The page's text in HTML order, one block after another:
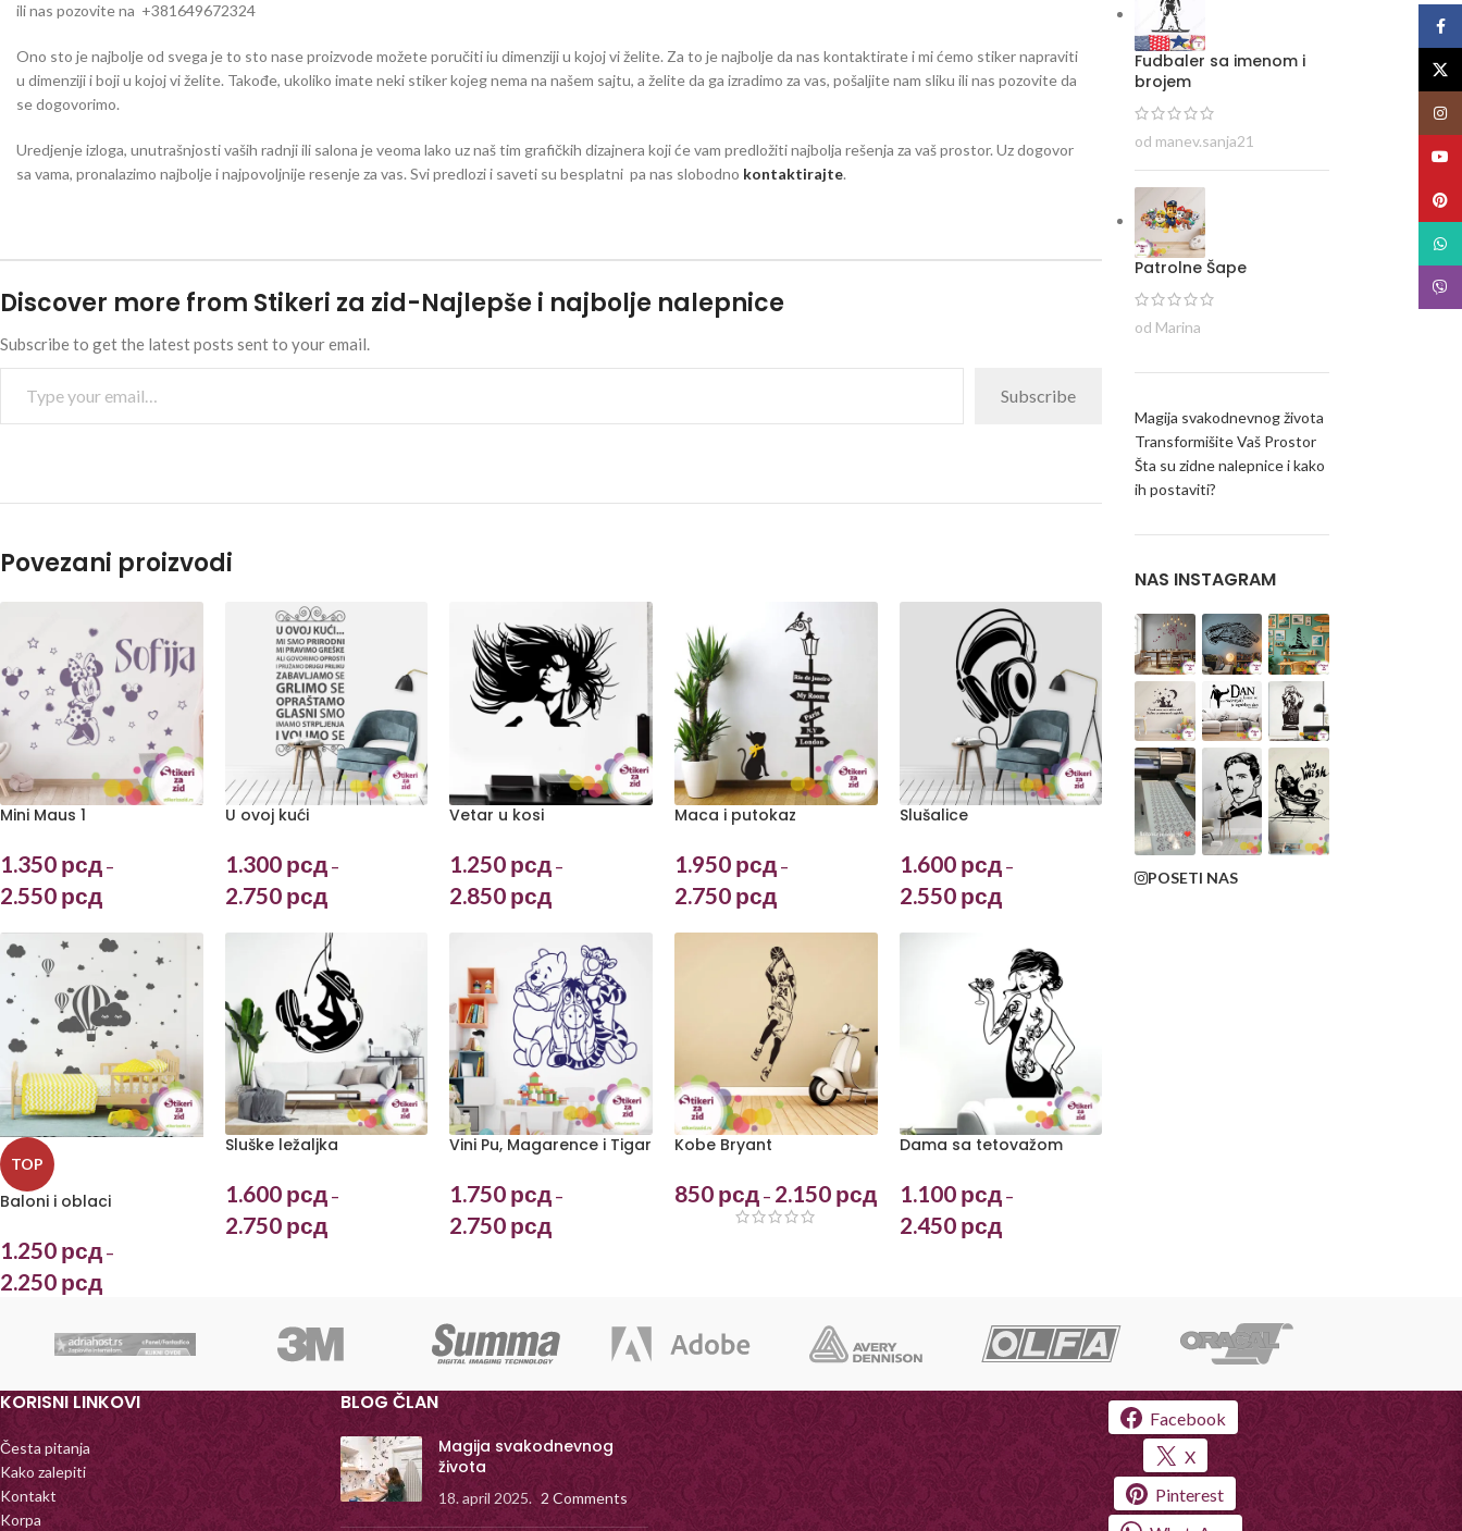
ili nas pozovite na +381649672324
Ono sto je najbolje od svega je to sto nase proizvode možete poručiti iu dimenziji u kojoj vi želite. Za to je najbolje da nas kontaktirate i mi ćemo stiker napraviti
u dimenziji i boji u kojoj vi želite. Takođe, ukoliko imate neki stiker kojeg nema na našem sajtu, a želite da ga izradimo za vas, pošaljite nam sliku ili nas pozovite da
se dogovorimo.
Uredjenje izloga, unutrašnjosti vaših radnji ili salona je veoma lako uz naš tim grafičkih dizajnera koji će vam predložiti najbolja rešenja za vaš prostor. Uz dogovor
sa vama, pronalazimo najbolje i najpovoljnije resenje za vas. Svi predlozi i saveti su besplatni pa nas slobodno kontaktirajte.
Discover more from Stikeri za zid-Najlepše i najbolje nalepnice
Subscribe to get the latest posts sent to your email.
Subscribe
Povezani proizvodi
Mini Maus 1
1.350 рсд –
2.550 рсд
U ovoj kući
1.300 рсд –
2.750 рсд
Vetar u kosi
1.250 рсд –
2.850 рсд
Maca i putokaz
1.950 рсд –
2.750 рсд
Slušalice
1.600 рсд –
2.550 рсд
TOP
Baloni i oblaci
1.250 рсд –
2.250 рсд
Sluške ležaljka
1.600 рсд –
2.750 рсд
Vini Pu, Magarence i Tigar
1.750 рсд –
2.750 рсд
Kobe Bryant
850 рсд – 2.150 рсд
Dama sa tetovažom
1.100 рсд –
2.450 рсд
Fudbaler sa imenom i
brojem
od manev.sanja21
Patrolne Šape
od Marina
Magija svakodnevnog života
Transformišite Vaš Prostor
Šta su zidne nalepnice i kako
ih postaviti?
NAS INSTAGRAM
POSETI NAS
KORISNI LINKOVI
Česta pitanja
Kako zalepiti
Kontakt
Korpa
BLOG ČLAN
Magija svakodnevnog
života
18. april 2025. 2 Comments
Facebook
X
Pinterest
Viber